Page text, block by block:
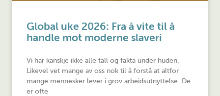
Global uke 2026: Fra å vite til å
handle mot moderne slaveri
Vi har kanskje ikke alle tall og fakta under huden.
Likevel vet mange av oss nok til å forstå at altfor
mange mennesker lever i grov arbeidsutnyttelse. De
er ofte